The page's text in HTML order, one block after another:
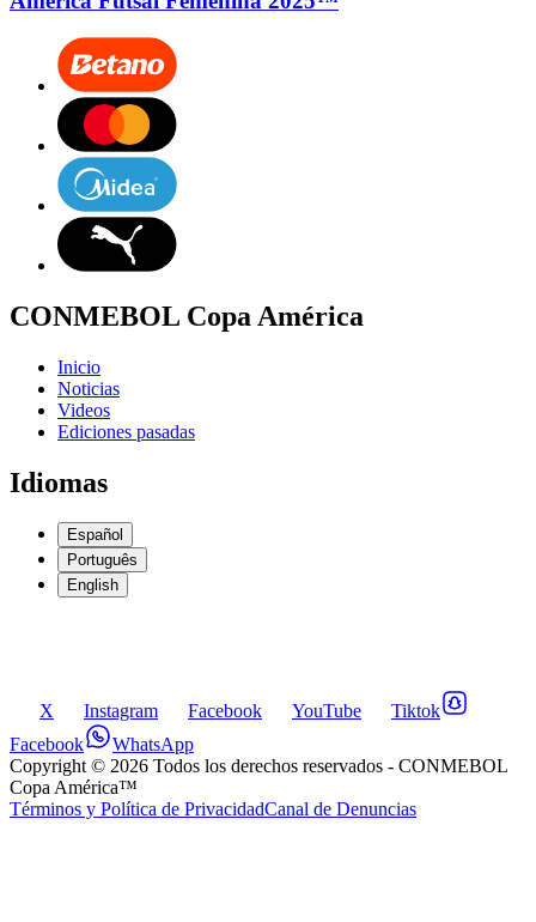
CONMEBOL Copa América
Inicio
Noticias
Videos
Ediciones pasadas
Idiomas
Español
Português
English
X Instagram Facebook YouTube
Tiktok
Facebook
WhatsApp
Copyright © 2026 Todos los derechos reservados - CONMEBOL
Copa América™
Términos y Política de PrivacidadCanal de Denuncias